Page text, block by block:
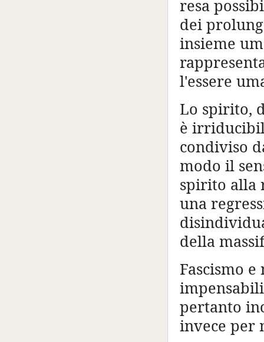
resa
dei
insieme
l'essere
Lo spirito,
è
condiviso
modo il
spirito alla
una
della
Fascismo
pertanto
invece per